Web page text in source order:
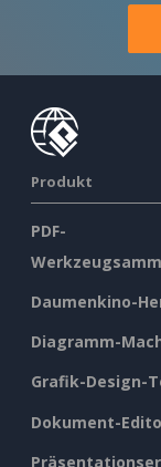
Produkt
PDF-
Daumenkino-
Diagramm-
Grafik-Design-
Dokument-